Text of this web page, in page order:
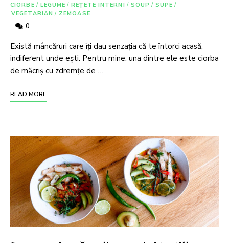
CIORBE / LEGUME / REȚETE INTERNI / SOUP / SUPE /
VEGETARIAN / ZEMOASE
0
Există mâncăruri care îți dau senzația că te întorci acasă,
indiferent unde ești. Pentru mine, una dintre ele este ciorba
de măcriş cu zdremţe de …
READ MORE